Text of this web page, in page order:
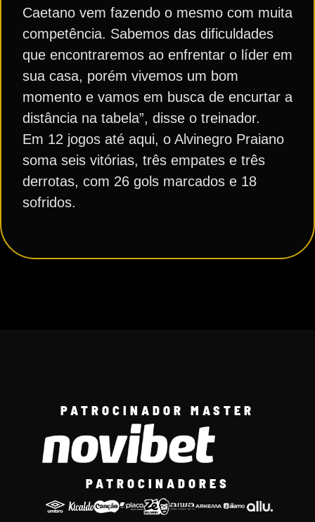
Caetano vem fazendo o mesmo com muita
competência. Sabemos das dificuldades
que encontraremos ao enfrentar o líder em
sua casa, porém vivemos um bom
momento e vamos em busca de encurtar a
distância na tabela”, disse o treinador.
Em 12 jogos até aqui, o Alvinegro Praiano
soma seis vitórias, três empates e três
derrotas, com 26 gols marcados e 18
sofridos.
PATROCINADOR MASTER
PATROCINADORES